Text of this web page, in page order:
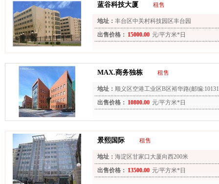
蓝谷科技大厦 租售
地址： 丰台区中关村科技园区丰台园
出售价格： 15000.00 元/平方米*日
MAX.商务独栋 租售
地址： 顺义区空港工业区B区裕华路(邮编
出售价格： 10800.00 元/平方米*日
景熙国际 租售
地址： 海淀区甘家口大厦向西200米
出售价格： 13500.00 元/平方米*日